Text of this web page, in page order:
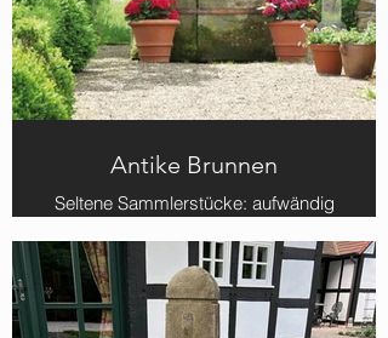
Antike Brunnen
Seltene Sammlerstücke: aufwändig
restaurierte, antike
Sandsteinbrunnen Unikate